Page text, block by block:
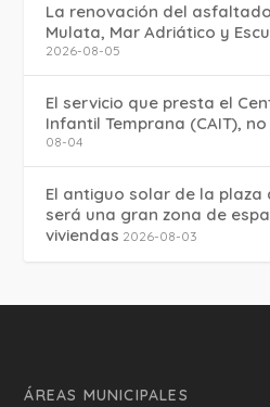
La renovación del
Mulata, Mar Adriático y
2026-08-05
El servicio que presta el
Infantil Temprana (CAIT),
08-04
El antiguo solar de la
será una gran zona de
viviendas 2026-08-03
ÁREAS MUNICIPALES